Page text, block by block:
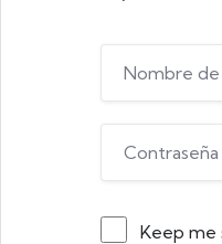
Keep me